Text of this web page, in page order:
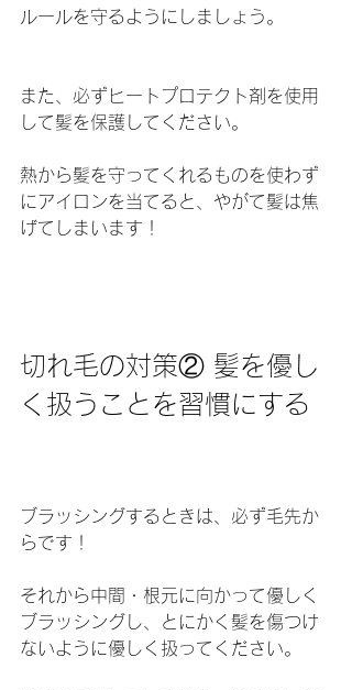
ルールを守るようにしましょう。
また、必ずヒートプロテクト剤を使用
して髪を保護してください。
熱から髪を守ってくれるものを使わず
にアイロンを当てると、やがて髪は焦
げてしまいます！
切れ毛の対策② 髪を優し
く扱うことを習慣にする
ブラッシングするときは、必ず毛先か
らです！
それから中間・根元に向かって優しく
ブラッシングし、とにかく髪を傷つけ
ないように優しく扱ってください。